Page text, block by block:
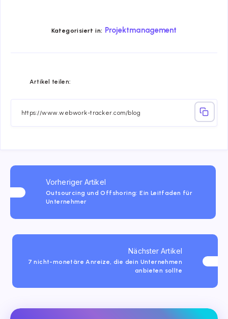
Kategorisiert in: Projektmanagement
Artikel teilen:
Whatsapp
Vorheriger Artikel
Outsourcing und Offshoring: Ein Leitfaden für
Unternehmer
Nächster Artikel
7 nicht-monetäre Anreize, die dein Unternehmen
anbieten sollte